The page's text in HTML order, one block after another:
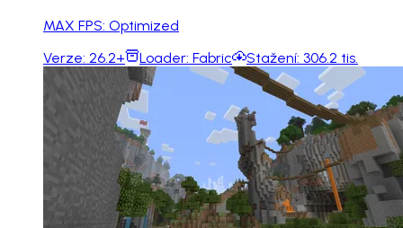
MAX FPS: Optimized
Verze: 26.2+ Loader: Fabric Stažení: 306.2 tis.